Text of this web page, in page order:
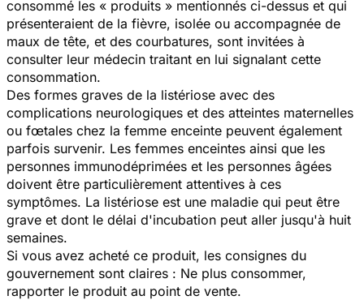
consommé les « produits » mentionnés ci-dessus et qui
présenteraient de la fièvre, isolée ou accompagnée de
maux de tête, et des courbatures, sont invitées à
consulter leur médecin traitant en lui signalant cette
consommation.
Des formes graves de la listériose avec des
complications neurologiques et des atteintes maternelles
ou fœtales chez la femme enceinte peuvent également
parfois survenir. Les femmes enceintes ainsi que les
personnes immunodéprimées et les personnes âgées
doivent être particulièrement attentives à ces
symptômes. La listériose est une maladie qui peut être
grave et dont le délai d'incubation peut aller jusqu'à huit
semaines.
Si vous avez acheté ce produit, les consignes du
gouvernement sont claires : Ne plus consommer,
rapporter le produit au point de vente.